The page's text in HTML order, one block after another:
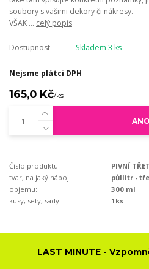
soubory s vašimi dekory či
VŠAK ... celý popis
Dostupnost Skladem 3 ks
Nejsme plátci DPH
165,0 Kč/ks
Číslo produktu:
PIVNÍ
tvar, na jaký nápoj:
půllitr -
objemu:
300 ml
kusy, sety, sady:
1ks
LAST MINUTE -